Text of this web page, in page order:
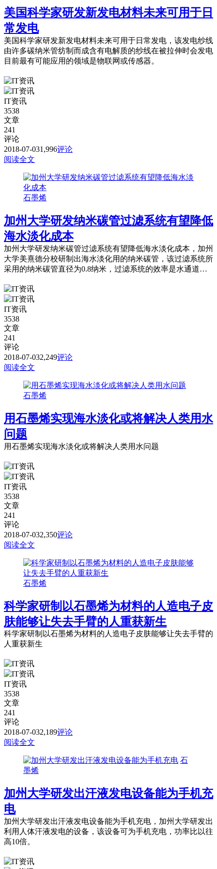
美国科学家研发新发电材料未来可用于日
常发电
美国科学家研发新发电材料未来可用于日常发电，该发电纱线
由许多碳纳米管纺制而成含有电解质的纱线在被拉伸时会发电
目前最有可能应用的领域是物联网或传感器。
IT资讯
3538
文章
241
评论
2018-07-031,996评论
阅读全文
石墨烯
加州大学研发纳米碳管过滤系统有望降低
海水淡化成本
加州大学研发纳米碳管过滤系统有望降低海水淡化成本，加州
大学美熹德分校研制出海水淡化用的纳米碳管，该过滤系统所
采用的纳米碳管直径为0.8纳米，过滤系统的效率是水通道蛋
IT资讯
3538
文章
241
评论
2018-07-032,249评论
阅读全文
石墨烯
用石墨烯实现海水淡化或将解决人类用水
问题
用石墨烯实现海水淡化或将解决人类用水问题
IT资讯
3538
文章
241
评论
2018-07-032,350评论
阅读全文
石墨烯
科学家研制以石墨烯为材料的人造电子皮
肤能够让失去手臂的人重获新生
科学家研制以石墨烯为材料的人造电子皮肤能够让失去手臂的
人重获新生
IT资讯
3538
文章
241
评论
2018-07-032,189评论
阅读全文
石
墨烯
加州大学研发出汗液发电设备能为手机充
电
加州大学研发出汗液发电设备能为手机充电，加州大学研发出
利用人体汗液发电的设备，该设备可为手机充电，功率比以往
高10倍。